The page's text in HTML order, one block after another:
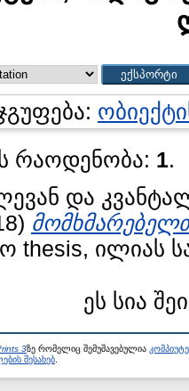
რაოდენობა: 1.
და
thesis, ილიას
ეს სია
3ზე რომელიც შემუშავებულია
შესახებ